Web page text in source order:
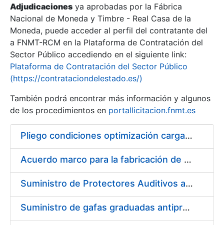
Erakutsi/Ezkutatu
Erakutsi/Ezkutatu
Erakutsi/Ezkutatu
Adjudicaciones ya aprobadas por la Fábrica
Nacional de Moneda y Timbre - Real Casa de la
Moneda, puede acceder al perfil del contratante del
a FNMT-RCM en la Plataforma de Contratación del
Sector Público accediendo en el siguiente link:
Plataforma de Contratación del Sector Público
(https://contrataciondelestado.es/)
También podrá encontrar más información y algunos
de los procedimientos en portallicitacion.fnmt.es
Pliego condiciones optimización cargas compras firmado
Acuerdo marco para la fabricación de piezas
Suministro de Protectores Auditivos a medida para las personas trabajadoras de los Centros de Trabajo de Madrid y Burgos
Suministro de gafas graduadas antiproyecciones para los trabajadores de la FNMT-RCM en los centros de trabajo de Madrid y Burgos